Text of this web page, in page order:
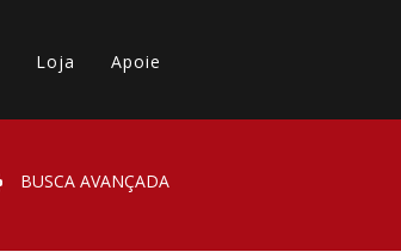
Loja Apoie
BUSCA AVANÇADA